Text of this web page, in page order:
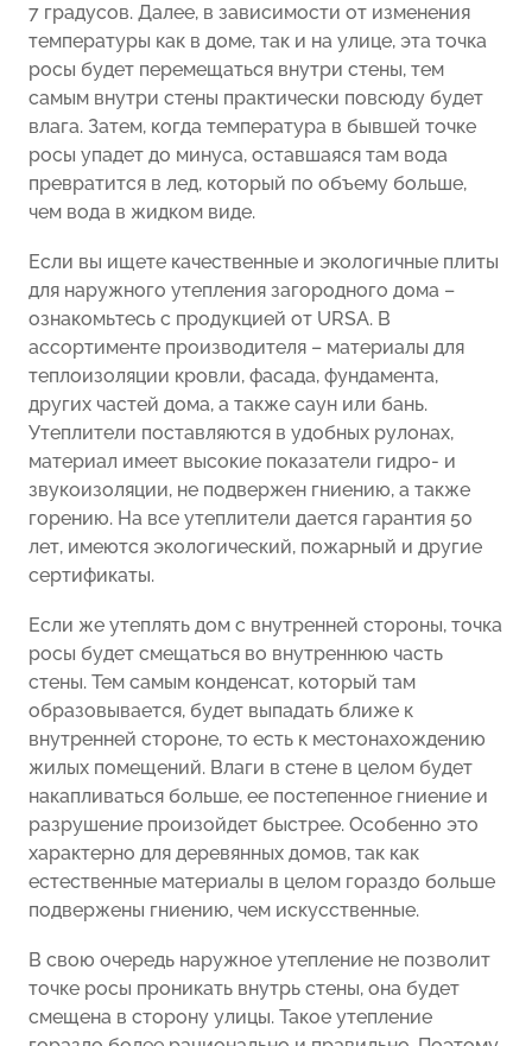
7 градусов. Далее, в зависимости от изменения
температуры как в доме, так и на улице, эта точка
росы будет перемещаться внутри стены, тем
самым внутри стены практически повсюду будет
влага. Затем, когда температура в бывшей точке
росы упадет до минуса, оставшаяся там вода
превратится в лед, который по объему больше,
чем вода в жидком виде.
Если вы ищете качественные и экологичные плиты
для наружного утепления загородного дома –
ознакомьтесь с продукцией от URSA. В
ассортименте производителя – материалы для
теплоизоляции кровли, фасада, фундамента,
других частей дома, а также саун или бань.
Утеплители поставляются в удобных рулонах,
материал имеет высокие показатели гидро- и
звукоизоляции, не подвержен гниению, а также
горению. На все утеплители дается гарантия 50
лет, имеются экологический, пожарный и другие
сертификаты.
Если же утеплять дом с внутренней стороны, точка
росы будет смещаться во внутреннюю часть
стены. Тем самым конденсат, который там
образовывается, будет выпадать ближе к
внутренней стороне, то есть к местонахождению
жилых помещений. Влаги в стене в целом будет
накапливаться больше, ее постепенное гниение и
разрушение произойдет быстрее. Особенно это
характерно для деревянных домов, так как
естественные материалы в целом гораздо больше
подвержены гниению, чем искусственные.
В свою очередь наружное утепление не позволит
точке росы проникать внутрь стены, она будет
смещена в сторону улицы. Такое утепление